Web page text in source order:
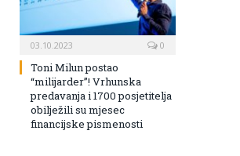
03.10.2023 0
Toni Milun postao
“milijarder”! Vrhunska
predavanja i 1700 posjetitelja
obilježili su mjesec
financijske pismenosti